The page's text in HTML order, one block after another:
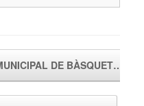
DE BÀSQUET…